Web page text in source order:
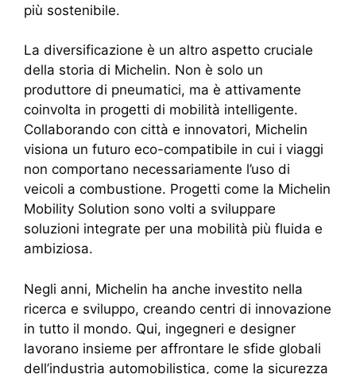
più sostenibile.
La diversificazione è un altro aspetto cruciale
della storia di Michelin. Non è solo un
produttore di pneumatici, ma è attivamente
coinvolta in progetti di mobilità intelligente.
Collaborando con città e innovatori, Michelin
visiona un futuro eco-compatibile in cui i viaggi
non comportano necessariamente l’uso di
veicoli a combustione. Progetti come la Michelin
Mobility Solution sono volti a sviluppare
soluzioni integrate per una mobilità più fluida e
ambiziosa.
Negli anni, Michelin ha anche investito nella
ricerca e sviluppo, creando centri di innovazione
in tutto il mondo. Qui, ingegneri e designer
lavorano insieme per affrontare le sfide globali
dell’industria automobilistica, come la sicurezza